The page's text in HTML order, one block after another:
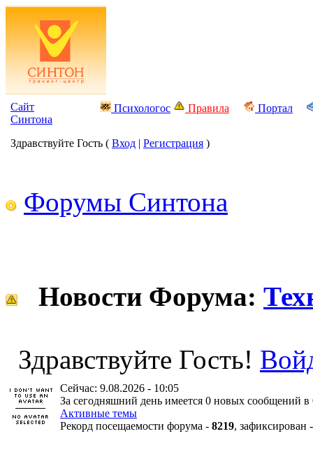
Сайт
Синтона
Психологос Правила Портал
Здравствуйте Гость ( Вход | Регистрация )
Форумы Синтона
Новости Форума:
Здравствуйте Гость!
Сейчас: 9.08.2026 - 10:05
За сегодняшний день имеется 0 новых сообщений в
Активные темы
Рекорд посещаемости форума - 8219, зафиксирован